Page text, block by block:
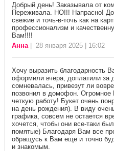
Добрый день! Заказывала от
Переживала. НО!!! Напрасно!
свежие и точь-в-точь как на
профессионализм и
Вам!!!!
Анна| 28 января 2025 | 16:02
Хочу выразить благодарность
оформили вчера, доплатили за
сомневалась, привезут ли
позвонил в домофон. Огромное
четкую работу! Букет очень
на день рождения). В виду
графика, совсем не остается
хочется, чтобы они все-таки
помятые) Благодаря Вам все
обращусь к Вам еще и точно
и знакомым.